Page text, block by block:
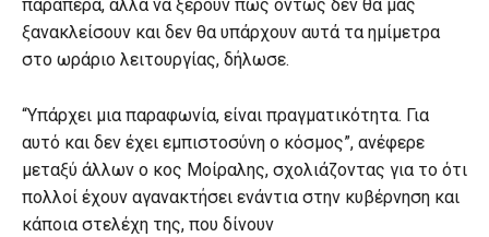
παραπέρα, αλλά να ξέρουν πως όντως δεν θα μας
ξανακλείσουν και δεν θα υπάρχουν αυτά τα ημίμετρα
στο ωράριο λειτουργίας, δήλωσε.
“Υπάρχει μια παραφωνία, είναι πραγματικότητα. Για
αυτό και δεν έχει εμπιστοσύνη ο κόσμος”, ανέφερε
μεταξύ άλλων ο κος Μοίραλης, σχολιάζοντας για το ότι
πολλοί έχουν αγανακτήσει ενάντια στην κυβέρνηση και
κάποια στελέχη της, που δίνουν